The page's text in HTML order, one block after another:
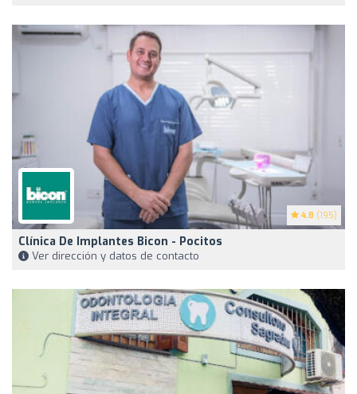
4.8 (195)
Clínica De Implantes Bicon - Pocitos
Ver dirección y datos de contacto